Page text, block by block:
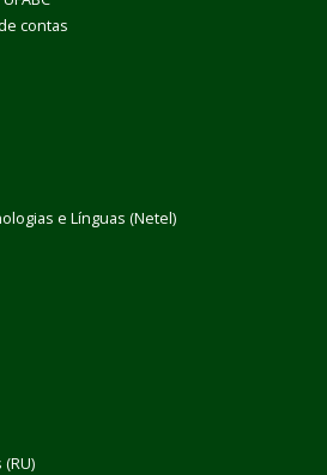
contas
e Línguas (Netel)